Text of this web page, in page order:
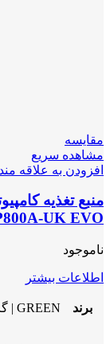
مقایسه
مشاهده سریع
افزودن به علاقه
UK EVO
ناموجود
اطلاعات بیشتر
برند GREEN | گرین